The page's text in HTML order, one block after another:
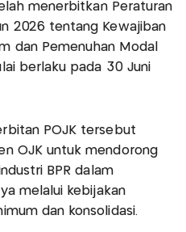
menerbitkan Peraturan
2026 tentang Kewajiban
dan Pemenuhan Modal
berlaku pada 30 Juni
POJK tersebut
OJK untuk mendorong
BPR dalam
melalui kebijakan
dan konsolidasi.